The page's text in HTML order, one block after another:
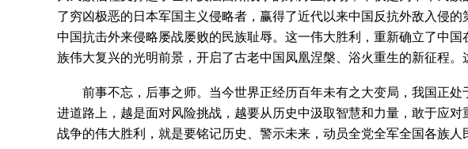
了穷凶极恶的日本军国主义侵略者，赢得了近代以来中国反抗外敌入侵
中国抗击外来侵略屡战屡败的民族耻辱。这一伟大胜利，重新确立了中
族伟大复兴的光明前景，开启了古老中国凤凰涅槃、浴火重生的新征程
前事不忘，后事之师。当今世界正经历百年未有之大变局，我国正
进道路上，越是面对风险挑战，越要从历史中汲取智慧和力量，敢于应
战争的伟大胜利，就是要铭记历史、警示未来，动员全党全军全国各族人